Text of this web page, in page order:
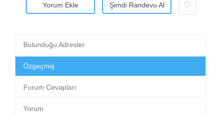
Yorum Ekle Şimdi Randevu Al
Bulunduğu Adresler
Özgeçmiş
Forum Cevapları
Yorum